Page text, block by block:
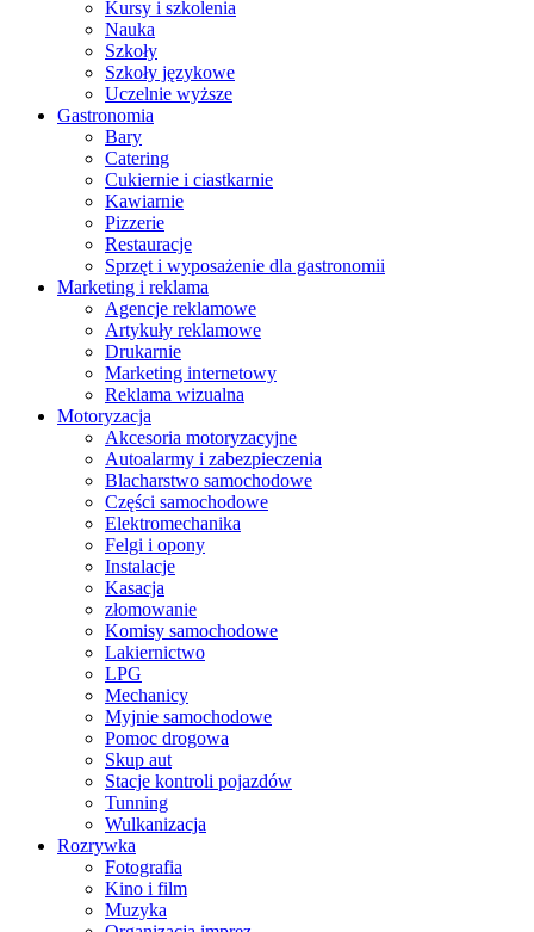
Kursy i szkolenia
Nauka
Szkoły
Szkoły językowe
Uczelnie wyższe
Gastronomia
Bary
Catering
Cukiernie i ciastkarnie
Kawiarnie
Pizzerie
Restauracje
Sprzęt i wyposażenie dla gastronomii
Marketing i reklama
Agencje reklamowe
Artykuły reklamowe
Drukarnie
Marketing internetowy
Reklama wizualna
Motoryzacja
Akcesoria motoryzacyjne
Autoalarmy i zabezpieczenia
Blacharstwo samochodowe
Części samochodowe
Elektromechanika
Felgi i opony
Instalacje
Kasacja
złomowanie
Komisy samochodowe
Lakiernictwo
LPG
Mechanicy
Myjnie samochodowe
Pomoc drogowa
Skup aut
Stacje kontroli pojazdów
Tunning
Wulkanizacja
Rozrywka
Fotografia
Kino i film
Muzyka